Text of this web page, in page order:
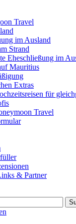
Travel
im Ausland
Strand
Eheschließung im
Mauritius
Extras
für
Travel
& Partner